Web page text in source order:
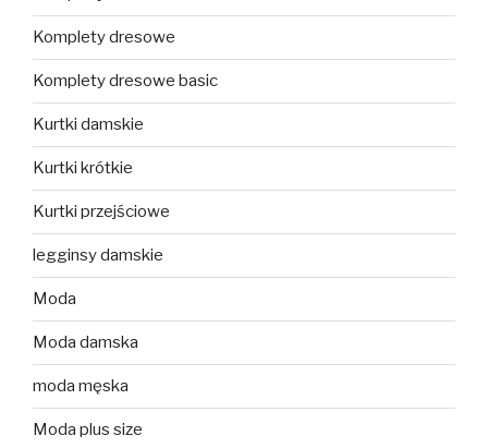
Komplety dresowe
Komplety dresowe basic
Kurtki damskie
Kurtki krótkie
Kurtki przejściowe
legginsy damskie
Moda
Moda damska
moda męska
Moda plus size